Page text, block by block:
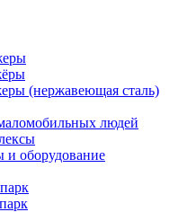
(нержавеющая сталь)
людей
и оборудование